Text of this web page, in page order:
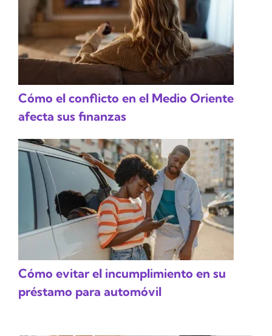
Cómo el conflicto en el Medio Oriente
afecta sus finanzas
Cómo evitar el incumplimiento en su
préstamo para automóvil